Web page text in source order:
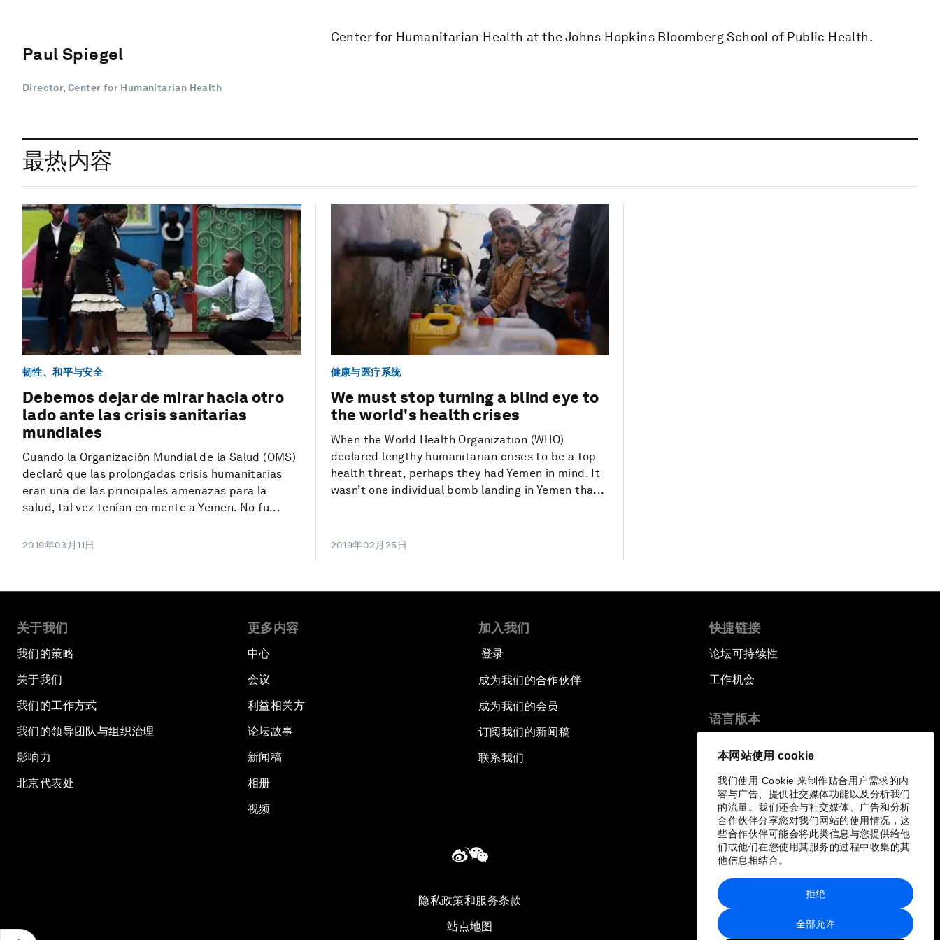
本网站使用 cookie
我们使用 Cookie 来制作贴合用户需求的内
容与广告、提供社交媒体功能以及分析我们
的流量。我们还会与社交媒体、广告和分析
合作伙伴分享您对我们网站的使用情况，这
些合作伙伴可能会将此类信息与您提供给他
们或他们在您使用其服务的过程中收集的其
他信息相结合。
全部允许
拒绝
Paul Spiegel
Director, Center for Humanitarian Health
Center for Humanitarian Health at the Johns Hopkins Bloomberg School of Public Health.
最热内容
韧性、和平与安全
Debemos dejar de mirar hacia otro
lado ante las crisis sanitarias
mundiales
Cuando la Organización Mundial de la Salud (OMS)
declaró que las prolongadas crisis humanitarias
eran una de las principales amenazas para la
salud, tal vez tenían en mente a Yemen. No fu...
2019年03月11日
健康与医疗系统
We must stop turning a blind eye to
the world's health crises
When the World Health Organization (WHO)
declared lengthy humanitarian crises to be a top
health threat, perhaps they had Yemen in mind. It
wasn’t one individual bomb landing in Yemen tha...
2019年02月25日
关于我们
我们的策略
关于我们
我们的工作方式
我们的领导团队与组织治理
影响力
北京代表处
更多内容
中心
会议
利益相关方
论坛故事
新闻稿
相册
视频
加入我们
登录
成为我们的合作伙伴
成为我们的会员
订阅我们的新闻稿
联系我们
快捷链接
论坛可持续性
工作机会
语言版本
隐私政策和服务条款
站点地图